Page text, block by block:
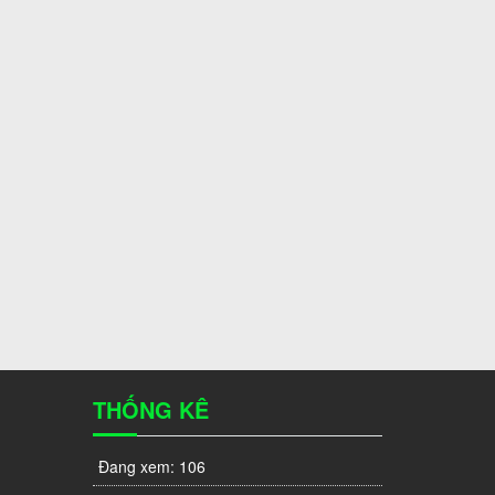
THỐNG KÊ
Đang xem: 106